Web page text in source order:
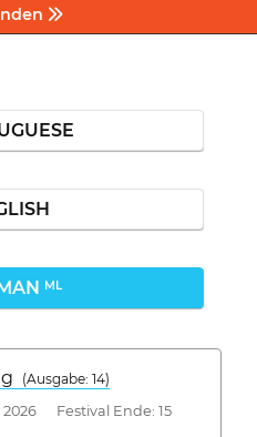
ML
(Ausgabe: 14)
2026 Festival Ende: 15